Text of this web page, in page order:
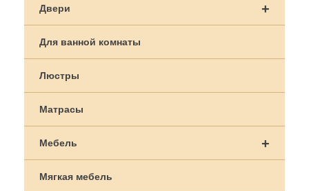
+
Двери
Для ванной комнаты
Люстры
Матрасы
+
Мебель
Мягкая мебель